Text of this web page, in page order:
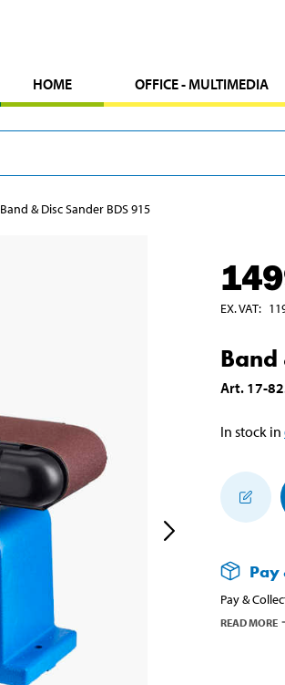
HOME OFFICE - MULTIMEDIA
Band & Disc Sander BDS 915
EX. VAT:
Band
Art. 17-
In stock in
Pay
Pay &
READ MORE